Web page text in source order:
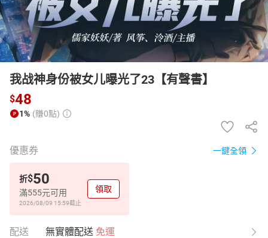
我战神身份被女儿曝光了23【有聲書】
$48
1% (賺0點)
優惠券 一鍵全領
折$50
滿555元可用
2026/08/09 15:59截止
領取
配送 無實體配送 免運